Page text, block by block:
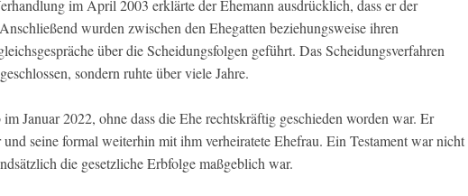
im April 2003 erklärte der Ehemann ausdrücklich, dass er der
wurden zwischen den Ehegatten beziehungsweise ihren
über die Scheidungsfolgen geführt. Das Scheidungsverfahren
sondern ruhte über viele Jahre.
Januar 2022, ohne dass die Ehe rechtskräftig geschieden worden war. Er
seine formal weiterhin mit ihm verheiratete Ehefrau. Ein Testament war nicht
die gesetzliche Erbfolge maßgeblich war.